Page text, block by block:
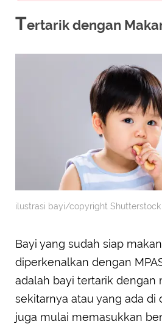
Tertarik dengan
ilustrasi bayi/copyright Shutterstock
Bayi yang sudah siap
diperkenalkan dengan
adalah bayi tertarik dengan
sekitarnya atau yang ada di
juga mulai memasukkan